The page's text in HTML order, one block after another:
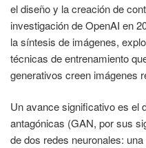
el diseño y la creación de
investigación de OpenAI en
la síntesis de imágenes,
técnicas de entrenamiento
generativos creen imágenes
Un avance significativo es el
antagónicas (GAN, por sus
de dos redes neuronales: